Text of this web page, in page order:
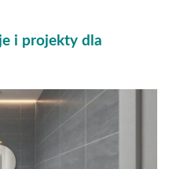
i projekty dla